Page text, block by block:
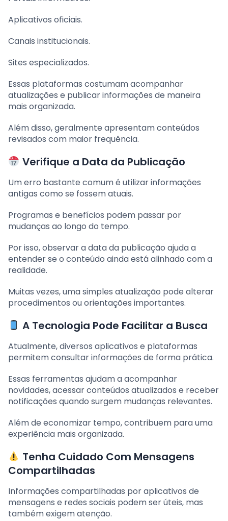
Aplicativos oficiais.
Canais institucionais.
Sites especializados.
Essas plataformas costumam acompanhar
atualizações e publicar informações de maneira
mais organizada.
Além disso, geralmente apresentam conteúdos
revisados com maior frequência.
Verifique a Data da Publicação
Um erro bastante comum é utilizar informações
antigas como se fossem atuais.
Programas e benefícios podem passar por
mudanças ao longo do tempo.
Por isso, observar a data da publicação ajuda a
entender se o conteúdo ainda está alinhado com a
realidade.
Muitas vezes, uma simples atualização pode alterar
procedimentos ou orientações importantes.
A Tecnologia Pode Facilitar a Busca
Atualmente, diversos aplicativos e plataformas
permitem consultar informações de forma prática.
Essas ferramentas ajudam a acompanhar
novidades, acessar conteúdos atualizados e receber
notificações quando surgem mudanças relevantes.
Além de economizar tempo, contribuem para uma
experiência mais organizada.
Tenha Cuidado Com Mensagens
Compartilhadas
Informações compartilhadas por aplicativos de
mensagens e redes sociais podem ser úteis, mas
também exigem atenção.